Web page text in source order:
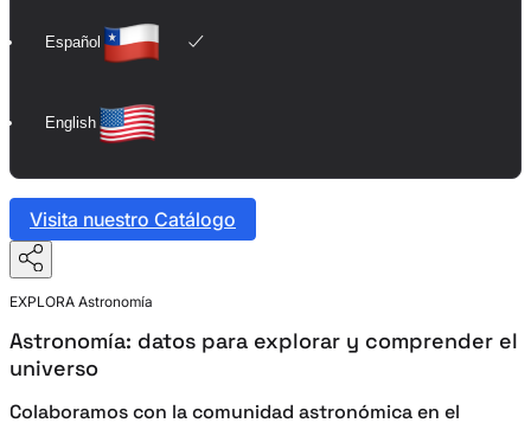
Español
English
Visita nuestro Catálogo
EXPLORA Astronomía
Astronomía: datos para explorar y comprender el
universo
Colaboramos con la comunidad astronómica en el